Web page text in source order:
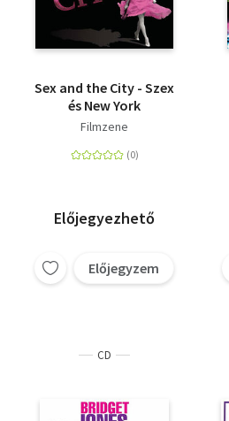
Sex and the City - Szex
és New York
Filmzene
Előjegyezhető
Előjegyzem
CD